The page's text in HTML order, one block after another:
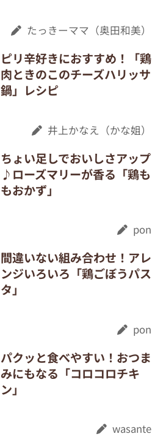
たっきーママ（奥田和美）
ピリ辛好きにおすすめ！「鶏
肉ときのこのチーズハリッサ
鍋」レシピ
井上かなえ（かな姐）
ちょい足しでおいしさアップ
♪ローズマリーが香る「鶏も
もおかず」
pon
間違いない組み合わせ！アレ
ンジいろいろ「鶏ごぼうパス
タ」
pon
パクッと食べやすい！おつま
みにもなる「コロコロチキ
ン」
wasante